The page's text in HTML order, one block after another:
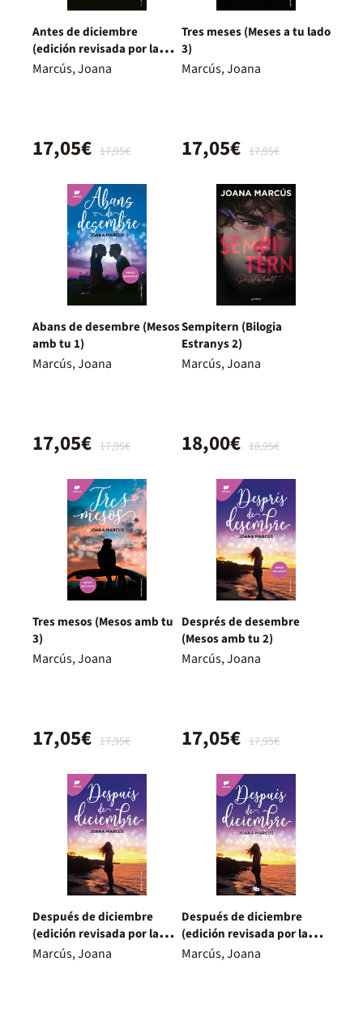
Antes de diciembre
(edición revisada por la
autora) (Meses a tu lado 1)
Marcús, Joana
17,95€
17,05€
Tres meses (Meses a tu lado
3)
Marcús, Joana
17,95€
17,05€
Abans de desembre (Mesos
amb tu 1)
Marcús, Joana
17,95€
17,05€
Sempitern (Bilogia
Estranys 2)
Marcús, Joana
18,95€
18,00€
Tres mesos (Mesos amb tu
3)
Marcús, Joana
17,95€
17,05€
Després de desembre
(Mesos amb tu 2)
Marcús, Joana
17,95€
17,05€
Después de diciembre
(edición revisada por la
autora) (Meses a tu lado 2)
Marcús, Joana
Después de diciembre
(edición revisada por la
autora) (edición limitada)
Marcús, Joana